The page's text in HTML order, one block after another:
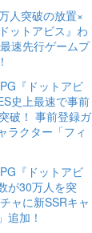
人突破の放置×
ットアビス』わ
速先行ゲームプ
『ドットアビ
史上最速で事前
破！ 事前登録ガ
ラクター「フィ
『ドットアビ
が30万人を突
ャに新SSRキャ
追加！